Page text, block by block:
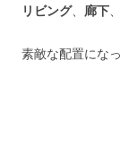
リビング、 廊下
素敵な配置にな